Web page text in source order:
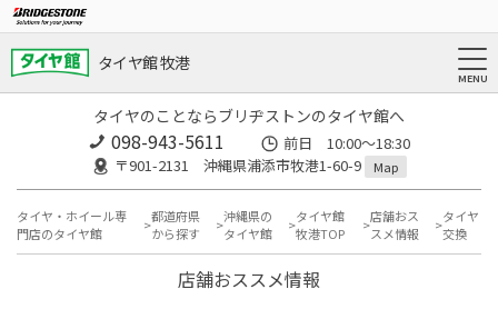
タイヤ館 牧港
タイヤのことならブリヂストンのタイヤ館へ
098-943-5611
前日 10:00〜18:30
〒901-2131 沖縄県浦添市牧港1-60-9
Map
タイヤ・ホイール専
門店のタイヤ館
都道府県
から探す
沖縄県の
タイヤ館
タイヤ館
牧港TOP
店舗おス
スメ情報
タイヤ
交換
店舗おススメ情報